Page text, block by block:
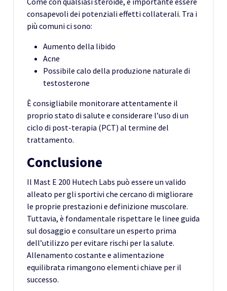
consapevoli dei potenziali effetti collaterali. Tra i
più comuni ci sono:
Aumento della libido
Acne
Possibile calo della produzione naturale di
testosterone
È consigliabile monitorare attentamente il
proprio stato di salute e considerare l’uso di un
ciclo di post-terapia (PCT) al termine del
trattamento.
Conclusione
Il Mast E 200 Hutech Labs può essere un valido
alleato per gli sportivi che cercano di migliorare
le proprie prestazioni e definizione muscolare.
Tuttavia, è fondamentale rispettare le linee guida
sul dosaggio e consultare un esperto prima
dell’utilizzo per evitare rischi per la salute.
Allenamento costante e alimentazione
equilibrata rimangono elementi chiave per il
successo.